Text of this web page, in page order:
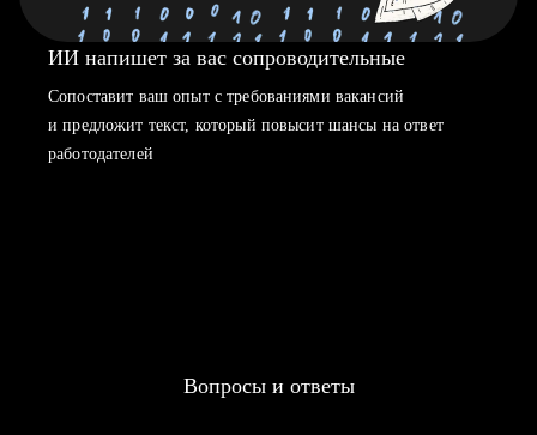
ИИ напишет за вас сопроводительные
Сопоставит ваш опыт с требованиями вакансий
и предложит текст, который повысит шансы на ответ
работодателей
Вопросы и ответы